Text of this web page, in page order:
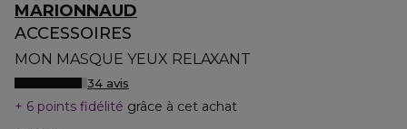
MARIONNAUD
ACCESSOIRES
MON MASQUE YEUX RELAXANT
34 avis
6 points fidélité grâce à cet achat